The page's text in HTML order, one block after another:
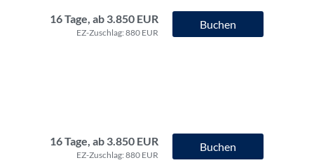
16 Tage, ab 3.850 EUR
EZ-Zuschlag: 880 EUR
Buchen
16 Tage, ab 3.850 EUR
EZ-Zuschlag: 880 EUR
Buchen